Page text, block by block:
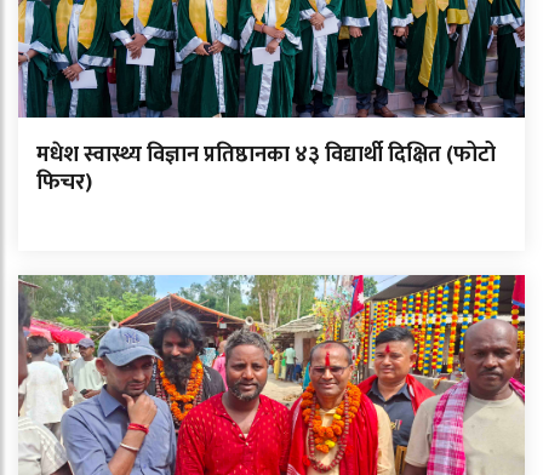
मधेश स्वास्थ्य विज्ञान प्रतिष्ठानका ४३ विद्यार्थी दिक्षित (फोटो
फिचर)